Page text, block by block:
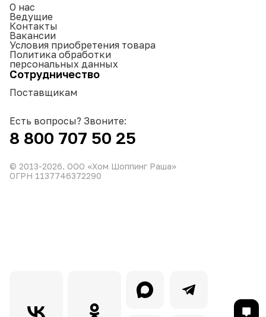
О нас
Ведущие
Контакты
Вакансии
Условия приобретения товара
Политика обработки
персональных данных
Сотрудничество
Поставщикам
Есть вопросы? Звоните:
8 800 707 50 25
© 2013-2026. ООО «Хом Шоппинг Раша»
ОГРН 1137746372290